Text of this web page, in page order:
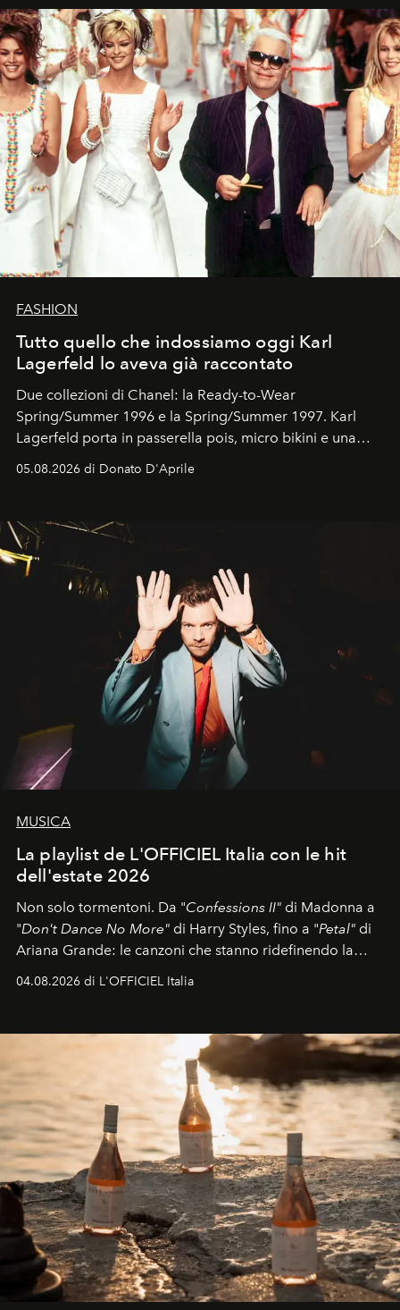
FASHION
Tutto quello che indossiamo oggi Karl
Lagerfeld lo aveva già raccontato
Due collezioni di Chanel: la Ready-to-Wear
Spring/Summer 1996 e la Spring/Summer 1997. Karl
Lagerfeld porta in passerella pois, micro bikini e una
logomania pensata per la spiaggia
Kate, Claudia e Carla una dietro l'altra. Trent'anni dopo,
uno dei documenti più contemporanei che abbiamo.
05.08.2026 di Donato D'Aprile
MUSICA
La playlist de L'OFFICIEL Italia con le hit
dell'estate 2026
Non solo tormentoni. Da "Confessions II" di Madonna a
"Don't Dance No More" di Harry Styles, fino a "Petal" di
Ariana Grande: le canzoni che stanno ridefinendo la
colonna sonora della stagione.
04.08.2026 di L'OFFICIEL Italia